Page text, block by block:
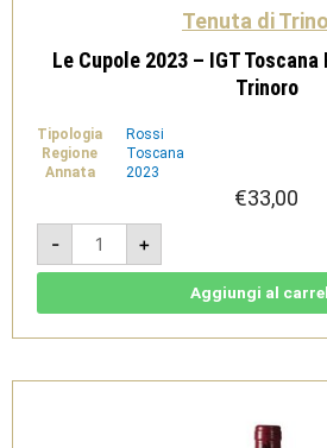
Tenuta di
Le Cupole 2023 – IGT
Trinoro
Tipologia
Rossi
Regione
Toscana
Annata
2023
€33,00
-
Le
Cupole
2023
-
-
Trinoro
+
Aggiungi al